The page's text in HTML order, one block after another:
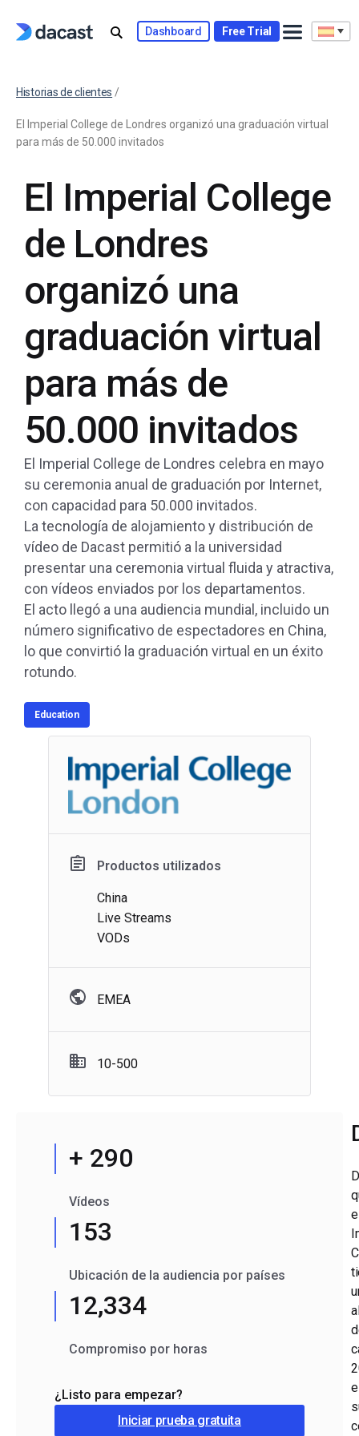
Dashboard Free Trial
Historias de clientes /
El Imperial College de Londres organizó una graduación virtual
para más de 50.000 invitados
El Imperial College
de Londres
organizó una
graduación virtual
para más de
50.000 invitados
El Imperial College de Londres celebra en mayo
su ceremonia anual de graduación por Internet,
con capacidad para 50.000 invitados.
La tecnología de alojamiento y distribución de
vídeo de Dacast permitió a la universidad
presentar una ceremonia virtual fluida y atractiva,
con vídeos enviados por los departamentos.
El acto llegó a una audiencia mundial, incluido un
número significativo de espectadores en China,
lo que convirtió la graduación virtual en un éxito
rotundo.
Education
Productos utilizados
China
Live Streams
VODs
EMEA
10-500
+ 290
Vídeos
153
Ubicación de la audiencia por países
12,334
Compromiso por horas
¿Listo para empezar?
Iniciar prueba gratuita